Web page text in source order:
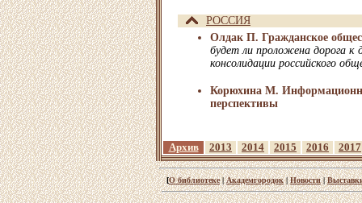
РОССИЯ
Олдак П. Гражданское
будет ли проложена дорога к
консолидации российского
Корюхина М.
перспективы
Архив 2013 2014 2015 2016 2017
[О библиотеке|Академгородок|Новости|